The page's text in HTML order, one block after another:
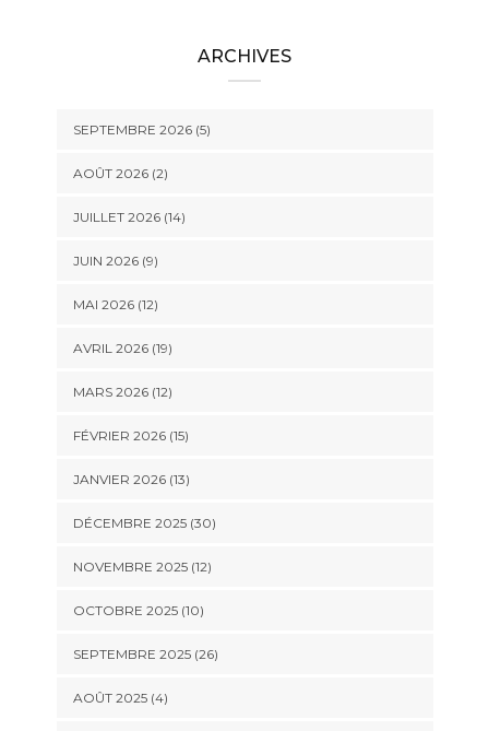
ARCHIVES
SEPTEMBRE 2026 (5)
AOÛT 2026 (2)
JUILLET 2026 (14)
JUIN 2026 (9)
MAI 2026 (12)
AVRIL 2026 (19)
MARS 2026 (12)
FÉVRIER 2026 (15)
JANVIER 2026 (13)
DÉCEMBRE 2025 (30)
NOVEMBRE 2025 (12)
OCTOBRE 2025 (10)
SEPTEMBRE 2025 (26)
AOÛT 2025 (4)